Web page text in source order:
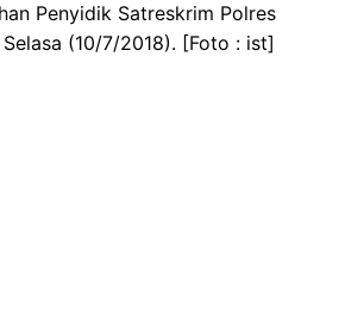
Penyidik Satreskrim Polres
(10/7/2018). [Foto : ist]